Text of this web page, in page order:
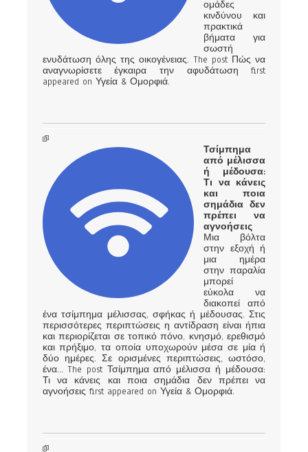
ομάδες
κινδύνου και
πρακτικά
βήματα για
σωστή
ενυδάτωση όλης της οικογένειας. The post Πώς να
αναγνωρίσετε έγκαιρα την αφυδάτωση first
appeared on Υγεία & Ομορφιά.
Τσίμπημα
από μέλισσα
ή μέδουσα:
Τι να κάνεις
και ποια
σημάδια δεν
πρέπει να
αγνοήσεις
Μια βόλτα
στην εξοχή ή
μια ημέρα
στην παραλία
μπορεί
εύκολα να
διακοπεί από
ένα τσίμπημα μέλισσας, σφήκας ή μέδουσας. Στις
περισσότερες περιπτώσεις η αντίδραση είναι ήπια
και περιορίζεται σε τοπικό πόνο, κνησμό, ερεθισμό
και πρήξιμο, τα οποία υποχωρούν μέσα σε μία ή
δύο ημέρες. Σε ορισμένες περιπτώσεις, ωστόσο,
ένα... The post Τσίμπημα από μέλισσα ή μέδουσα:
Τι να κάνεις και ποια σημάδια δεν πρέπει να
αγνοήσεις first appeared on Υγεία & Ομορφιά.